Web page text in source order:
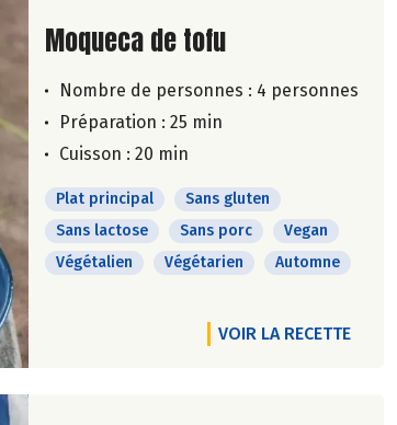
Lire la suite de la recette
Moqueca de tofu
Nombre de personnes : 4 personnes
Préparation : 25 min
Cuisson : 20 min
Plat principal
Sans gluten
Sans lactose
Sans porc
Vegan
Végétalien
Végétarien Automne
VOIR LA RECETTE